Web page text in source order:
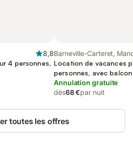
8,8
4 personnes,
Barneville-Carteret,
Location de vacances
personnes, avec balcon
Annulation gratuite
dès68 €par nuit
toutes les offres